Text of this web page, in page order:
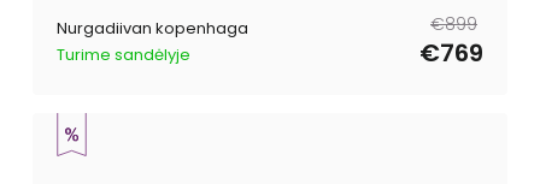
Nurgadiivan kopenhaga
Turime sandėlyje
Tavahind
€899
Müügihind
€769